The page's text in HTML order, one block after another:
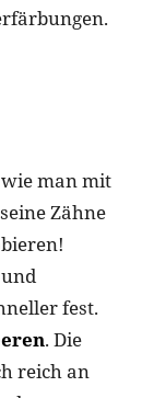
man mit
Zähne
fest.
. Die
reich an